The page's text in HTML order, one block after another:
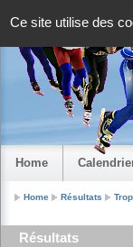
Ce site utilise des
Home
Home Résultats
Résultats